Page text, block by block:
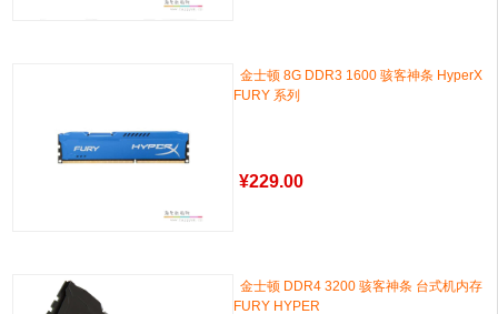
金士顿 8G DDR3 1600 骇客神条 HyperX
FURY 系列
¥229.00
金士顿 DDR4 3200 骇客神条 台式机内存
FURY HYPER